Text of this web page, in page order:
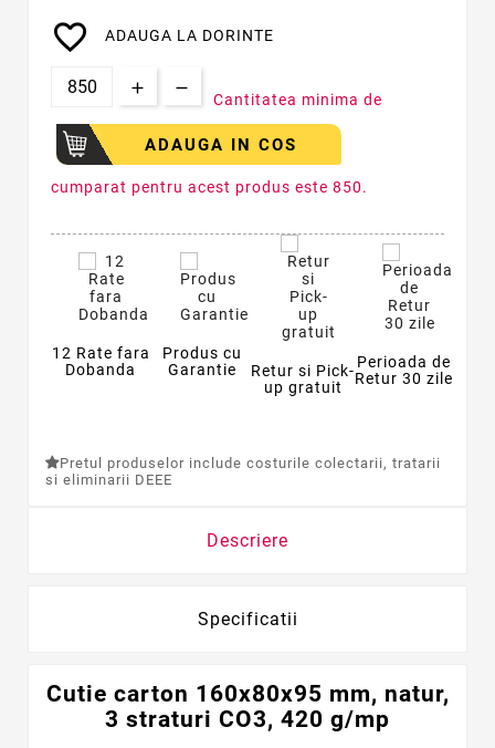
favorite_border ADAUGA LA DORINTE
ADAUGA IN COS
Cantitatea minima de
cumparat pentru acest produs este 850.
12 Rate fara
Dobanda
Produs cu
Garantie
Retur si Pick-
up gratuit
Perioada de
Retur 30 zile
Pretul produselor include costurile colectarii, tratarii
si eliminarii DEEE
Descriere
Specificatii
Cutie carton 160x80x95 mm, natur,
3 straturi CO3, 420 g/mp